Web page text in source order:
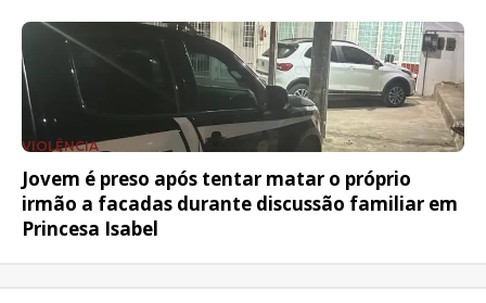
VIOLÊNCIA
Jovem é preso após tentar matar o próprio
irmão a facadas durante discussão familiar em
Princesa Isabel